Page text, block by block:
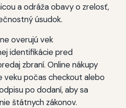
a odráža obavy o zrelosť,
úsudok.
overujú vek
identifikácie pred
zbraní. Online nákupy
veku počas checkout alebo
po dodaní, aby sa
štátnych zákonov.